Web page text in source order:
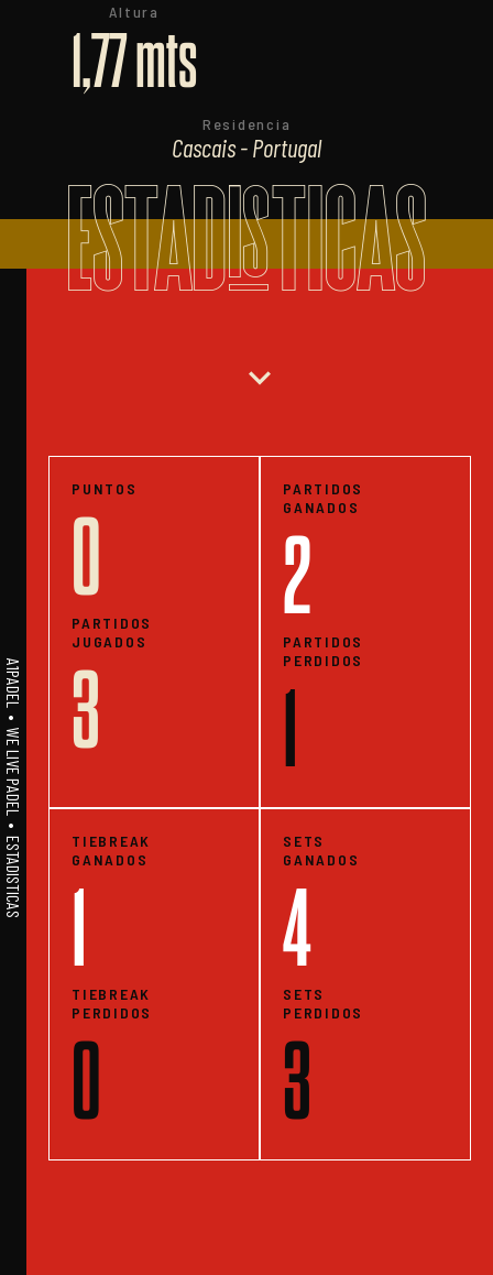
Altura
1,77 mts
Residencia
Cascais - Portugal
ESTADISTICAS
A1PADEL • WE LIVE PADEL • ESTADISTICAS
expand_more
PUNTOS
0
PARTIDOS
JUGADOS
3
PARTIDOS
GANADOS
2
PARTIDOS
PERDIDOS
1
TIEBREAK
GANADOS
1
TIEBREAK
PERDIDOS
0
SETS
GANADOS
4
SETS
PERDIDOS
3